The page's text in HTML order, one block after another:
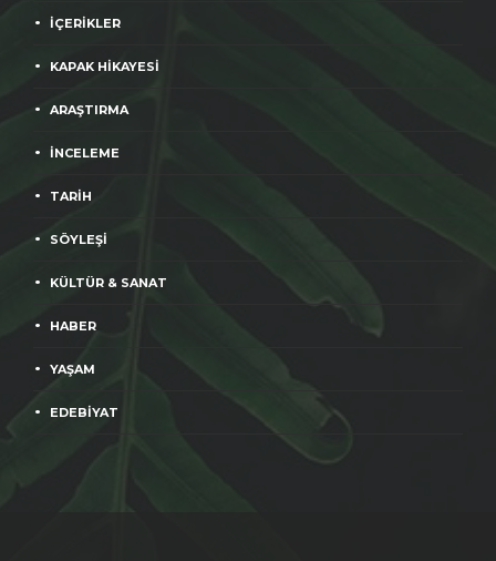
İÇERİKLER
KAPAK HİKAYESİ
ARAŞTIRMA
İNCELEME
TARİH
SÖYLEŞİ
KÜLTÜR & SANAT
HABER
YAŞAM
EDEBİYAT